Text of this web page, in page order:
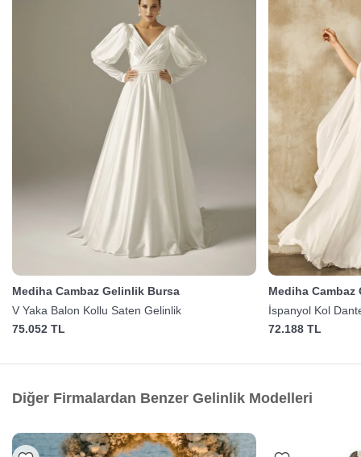
Mediha Cambaz Gelinlik Bursa
V Yaka Balon Kollu Saten Gelinlik
75.052 TL
Mediha
İspanyol Kol
72.188 TL
Diğer Firmalardan Benzer Gelinlik Modelleri